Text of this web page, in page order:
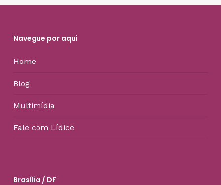
Navegue por aqui
Home
Blog
Multimídia
Fale com Lídice
Brasília / DF